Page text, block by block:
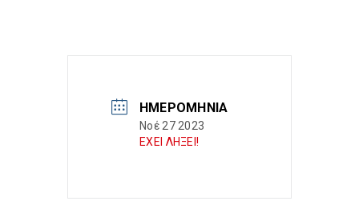
ΗΜΕΡΟΜΗΝΊΑ
Νοέ 27 2023
ΕΧΕΙ ΛΗΞΕΙ!